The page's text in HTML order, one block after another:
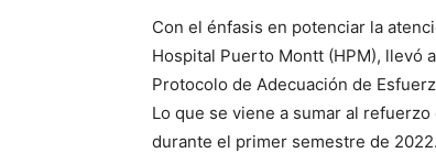
Con el énfasis en potenciar la
Hospital Puerto Montt (HPM), llevó
Protocolo de Adecuación de
Lo que se viene a sumar al
durante el primer semestre de 2022.